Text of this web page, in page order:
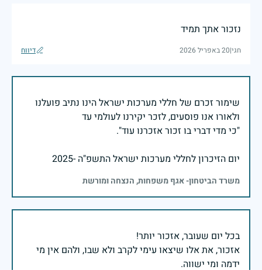
נזכור אתך תמיד
חגי|20 באפריל 2026 דיווח
שימור זכרם של חללי מערכות ישראל הינו נתיב פועלנו
יום הזיכרון לחללי מערכות ישראל התשפ"ה -2025
משרד הביטחון- אגף משפחות, הנצחה ומורשת
אזכור, את אלו שיצאו עימי לקרב ולא שבו, ולהם אין מי